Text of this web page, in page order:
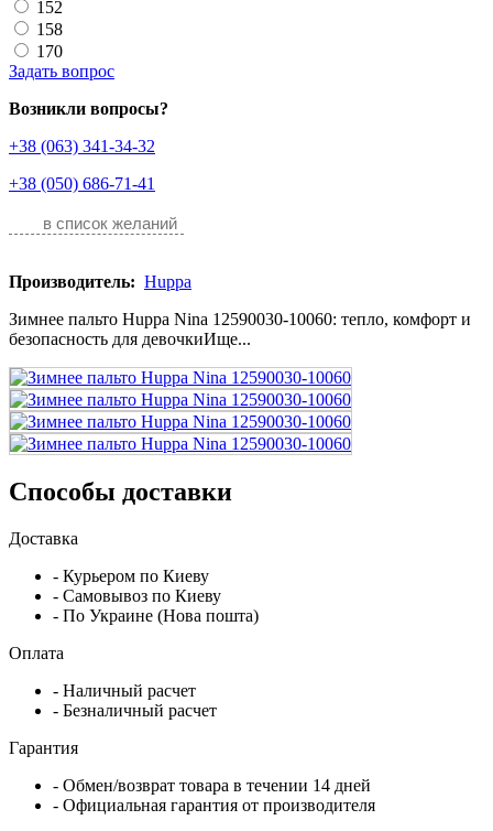
152
158
170
Задать вопрос
Возникли вопросы?
+38 (063) 341-34-32
+38 (050) 686-71-41
в список желаний
Производитель: Huppa
Зимнее пальто Huppa Nina 12590030-10060: тепло, комфорт и
безопасность для девочкиИще...
Способы доставки
Доставка
- Курьером по Киеву
- Самовывоз по Киеву
- По Украине (Нова пошта)
Оплата
- Наличный расчет
- Безналичный расчет
Гарантия
- Обмен/возврат товара в течении 14 дней
- Официальная гарантия от производителя